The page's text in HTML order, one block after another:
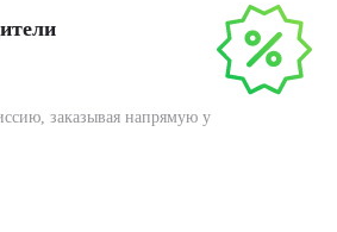
заказывая напрямую у